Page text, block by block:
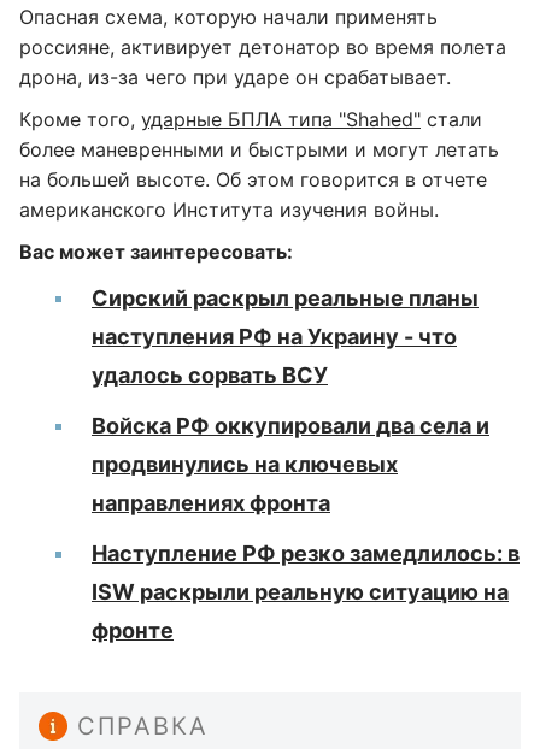
Опасная схема, которую начали применять
россияне, активирует детонатор во время полета
дрона, из-за чего при ударе он срабатывает.
Кроме того, ударные БПЛА типа "Shahed" стали
более маневренными и быстрыми и могут летать
на большей высоте. Об этом говорится в отчете
американского Института изучения войны.
Вас может заинтересовать:
Сирский раскрыл реальные планы
наступления РФ на Украину - что
удалось сорвать ВСУ
Войска РФ оккупировали два села и
продвинулись на ключевых
направлениях фронта
Наступление РФ резко замедлилось: в
ISW раскрыли реальную ситуацию на
фронте
СПРАВКА